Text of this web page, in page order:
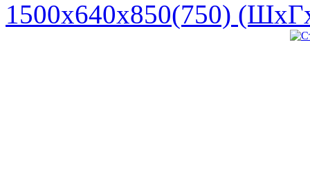
1500х640х850(750)